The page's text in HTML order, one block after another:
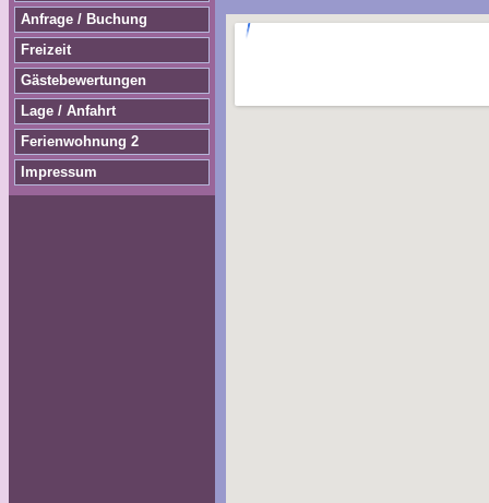
Anfrage / Buchung
Freizeit
Gästebewertungen
Lage / Anfahrt
Ferienwohnung 2
Impressum